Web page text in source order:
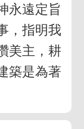
永遠定旨
，指明我
美主，耕
築是為著